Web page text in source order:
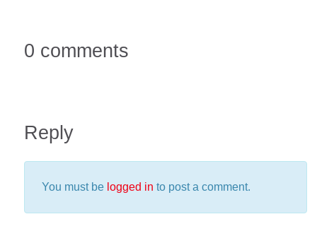
0 comments
Reply
You must be logged in to post a comment.